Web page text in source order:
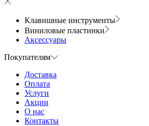
Клавишные инструменты
Виниловые пластинки
Аксессуары
Покупателям
Доставка
Оплата
Услуги
Акции
О нас
Контакты